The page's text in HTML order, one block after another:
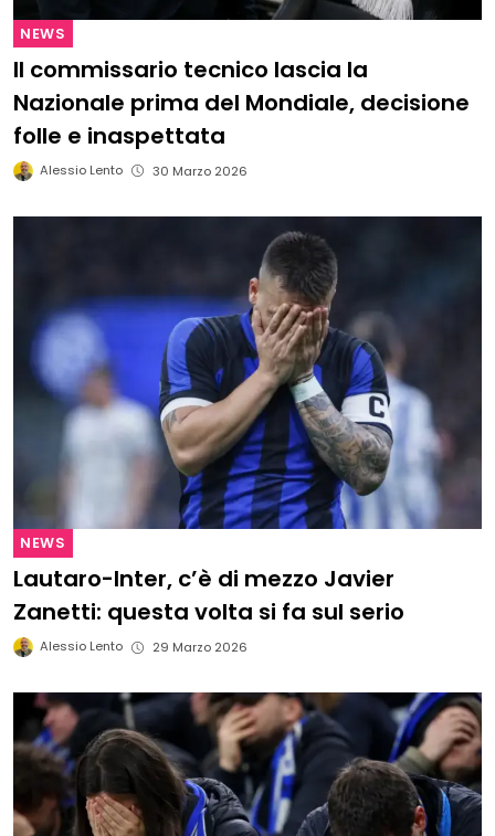
NEWS
Il commissario tecnico lascia la
Nazionale prima del Mondiale, decisione
folle e inaspettata
Alessio Lento 30 Marzo 2026
NEWS
Lautaro-Inter, c’è di mezzo Javier
Zanetti: questa volta si fa sul serio
Alessio Lento 29 Marzo 2026